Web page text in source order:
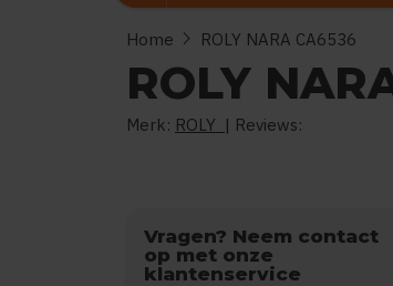
Home chevron_right ROLY NARA CA6536
ROLY
Merk: ROLY | Reviews:
Vragen? Neem contact
op met onze
klantenservice